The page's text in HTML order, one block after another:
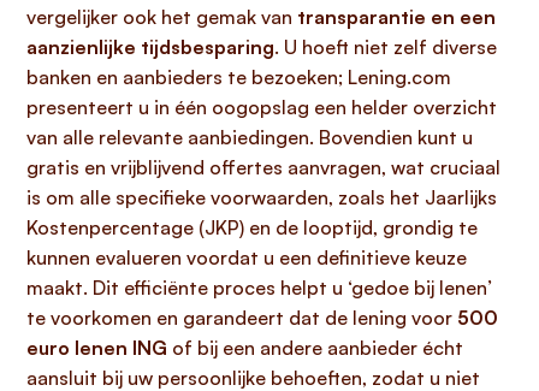
vergelijker ook het gemak van transparantie en een
aanzienlijke tijdsbesparing. U hoeft niet zelf diverse
banken en aanbieders te bezoeken; Lening.com
presenteert u in één oogopslag een helder overzicht
van alle relevante aanbiedingen. Bovendien kunt u
gratis en vrijblijvend offertes aanvragen, wat cruciaal
is om alle specifieke voorwaarden, zoals het Jaarlijks
Kostenpercentage (JKP) en de looptijd, grondig te
kunnen evalueren voordat u een definitieve keuze
maakt. Dit efficiënte proces helpt u ‘gedoe bij lenen’
te voorkomen en garandeert dat de lening voor 500
euro lenen ING of bij een andere aanbieder écht
aansluit bij uw persoonlijke behoeften, zodat u niet